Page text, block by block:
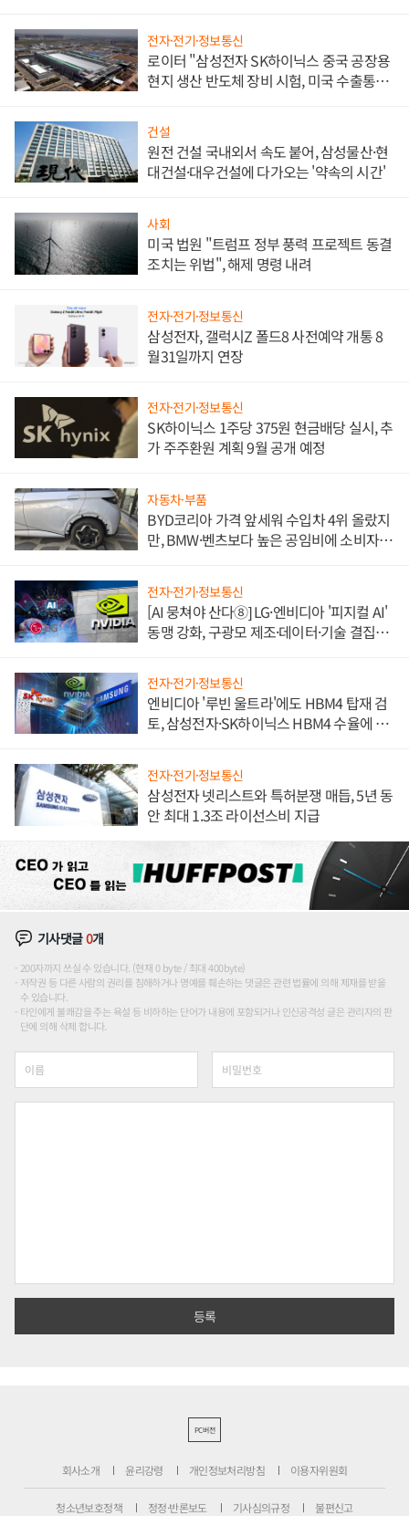
전자·전기·정보통신
로이터 "삼성전자 SK하이닉스 중국 공장용
현지 생산 반도체 장비 시험, 미국 수출통제
건설
원전 건설 국내외서 속도 붙어, 삼성물산·현
대건설·대우건설에 다가오는 '약속의 시간'
사회
미국 법원 "트럼프 정부 풍력 프로젝트 동결
조치는 위법", 해제 명령 내려
전자·전기·정보통신
삼성전자, 갤럭시Z 폴드8 사전예약 개통 8
월31일까지 연장
전자·전기·정보통신
SK하이닉스 1주당 375원 현금배당 실시, 추
가 주주환원 계획 9월 공개 예정
자동차·부품
BYD코리아 가격 앞세워 수입차 4위 올랐지
만, BMW·벤츠보다 높은 공임비에 소비자
전자·전기·정보통신
[AI 뭉쳐야 산다⑧] LG·엔비디아 '피지컬 AI'
동맹 강화, 구광모 제조·데이터·기술 결집
전자·전기·정보통신
엔비디아 '루빈 울트라'에도 HBM4 탑재 검
토, 삼성전자·SK하이닉스 HBM4 수율에 주
전자·전기·정보통신
삼성전자 넷리스트와 특허분쟁 매듭, 5년 동
안 최대 1.3조 라이선스비 지급
기사댓글0개
200자까지 쓰실 수 있습니다. (현재 0 byte / 최대 400byte)
저작권 등 다른 사람의 권리를 침해하거나 명예를 훼손하는 댓글은 관련 법률에 의해 제재를 받을
수 있습니다.
타인에게 불쾌감을 주는 욕설 등 비하하는 단어가 내용에 포함되거나 인신공격성 글은 관리자의 판
단에 의해 삭제 합니다.
PC버전
회사소개 윤리강령 개인정보처리방침 이용자위원회
청소년보호정책 정정·반론보도 기사심의규정 불편신고